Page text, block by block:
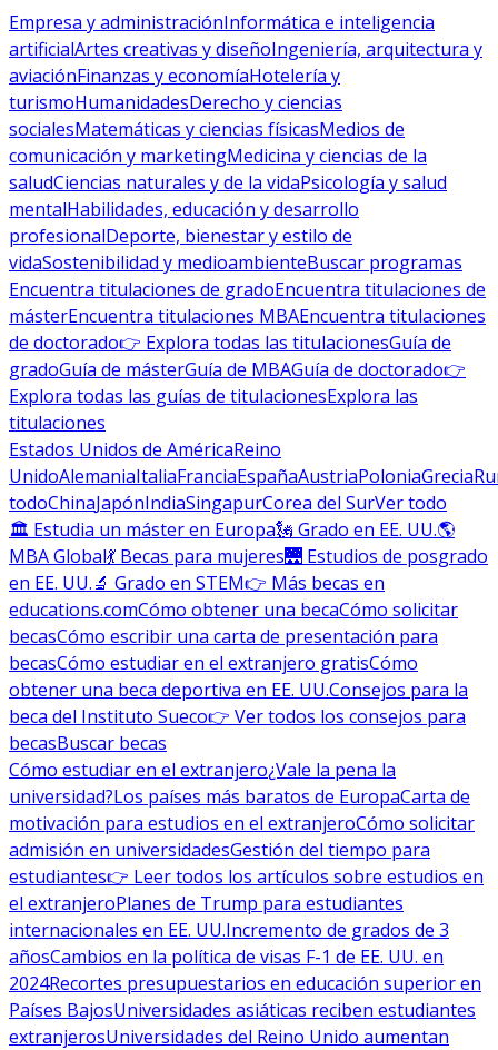
Empresa y administraciónInformática e inteligencia
artificialArtes creativas y diseñoIngeniería, arquitectura y
aviaciónFinanzas y economíaHotelería y
turismoHumanidadesDerecho y ciencias
socialesMatemáticas y ciencias físicasMedios de
comunicación y marketingMedicina y ciencias de la
saludCiencias naturales y de la vidaPsicología y salud
mentalHabilidades, educación y desarrollo
profesionalDeporte, bienestar y estilo de
vidaSostenibilidad y medioambienteBuscar programas
Encuentra titulaciones de gradoEncuentra titulaciones de
másterEncuentra titulaciones MBAEncuentra titulaciones
de doctorado👉 Explora todas las titulacionesGuía de
gradoGuía de másterGuía de MBAGuía de doctorado👉
Explora todas las guías de titulacionesExplora las
titulaciones
Estados Unidos de AméricaReino
UnidoAlemaniaItaliaFranciaEspañaAustriaPoloniaGrecia
todoChinaJapónIndiaSingapurCorea del SurVer todo
🏛 Estudia un máster en Europa🗽 Grado en EE. UU.🌎
MBA Global💃 Becas para mujeres🌉 Estudios de posgrado
en EE. UU.🔬 Grado en STEM👉 Más becas en
educations.comCómo obtener una becaCómo solicitar
becasCómo escribir una carta de presentación para
becasCómo estudiar en el extranjero gratisCómo
obtener una beca deportiva en EE. UU.Consejos para la
beca del Instituto Sueco👉 Ver todos los consejos para
becasBuscar becas
Cómo estudiar en el extranjero¿Vale la pena la
universidad?Los países más baratos de EuropaCarta de
motivación para estudios en el extranjeroCómo solicitar
admisión en universidadesGestión del tiempo para
estudiantes👉 Leer todos los artículos sobre estudios en
el extranjeroPlanes de Trump para estudiantes
internacionales en EE. UU.Incremento de grados de 3
añosCambios en la política de visas F-1 de EE. UU. en
2024Recortes presupuestarios en educación superior en
Países BajosUniversidades asiáticas reciben estudiantes
extranjerosUniversidades del Reino Unido aumentan